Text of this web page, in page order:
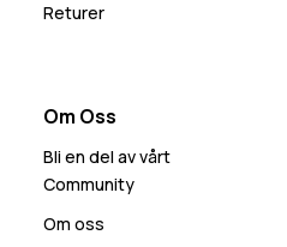
Returer
Om Oss
Bli en del av vårt
Community
Om oss